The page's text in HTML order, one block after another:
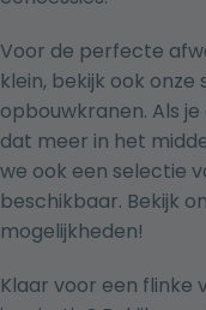
Voor de perfecte
klein, bekijk ook onze
opbouwkranen. Als
dat meer in het
we ook een selectie
beschikbaar. Bekijk
mogelijkheden!
Klaar voor een flinke